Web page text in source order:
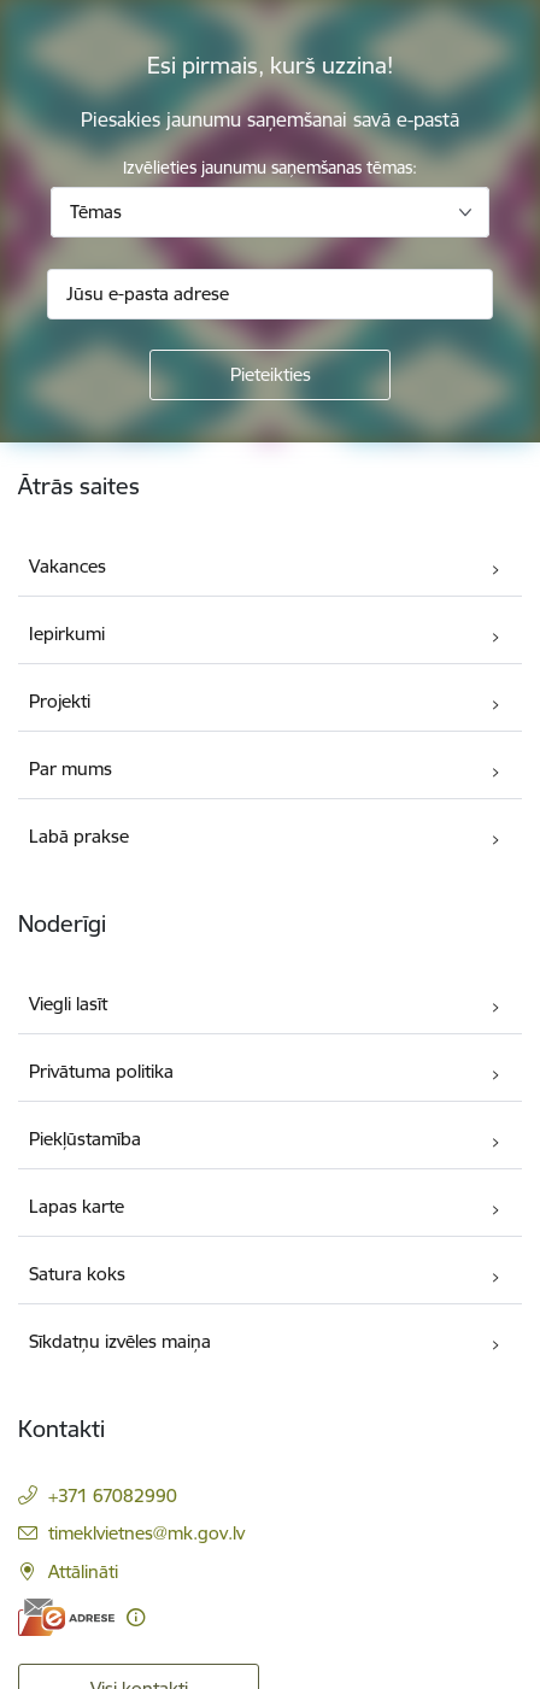
Esi pirmais, kurš uzzina!
Piesakies jaunumu saņemšanai savā e-pastā
Izvēlieties jaunumu saņemšanas tēmas:
Tēmas
Kājene
Ātrās saites
Vakances
Iepirkumi
Projekti
Par mums
Labā prakse
Noderīgi
Viegli lasīt
Privātuma politika
Piekļūstamība
Lapas karte
Satura koks
Sīkdatņu izvēles maiņa
Kontakti
+371 67082990
E-pasts:
timeklvietnes@mk.gov.lv
Attālināti